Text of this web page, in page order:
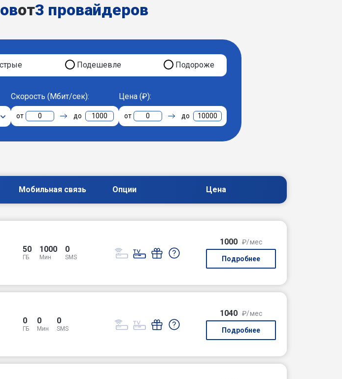
от3 провайдеров
Подешевле Подороже
Скорость (Мбит/сек):
0 1000
Цена (₽):
0 10000
Мобильная связь Опции Цена
50
ГБ
1000
Мин
0
SMS
1000 ₽/мес
Подробнее
0
ГБ
0
Мин
0
SMS
1040 ₽/мес
Подробнее